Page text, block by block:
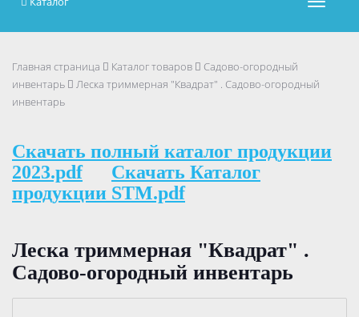
Главная страница Каталог товаров
Садово-огородный
инвентарь
Леска триммерная "Квадрат" . Садово-огородный
инвентарь
Скачать полный каталог продукции
2023.pdf
Скачать Каталог
продукции STM.pdf
Леска триммерная "Квадрат" .
Садово-огородный инвентарь